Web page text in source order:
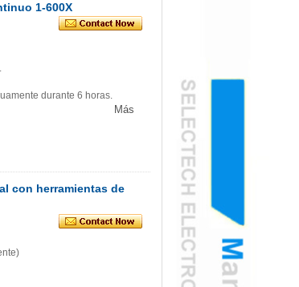
1-600X
durante 6 horas.
Más
con herramientas de